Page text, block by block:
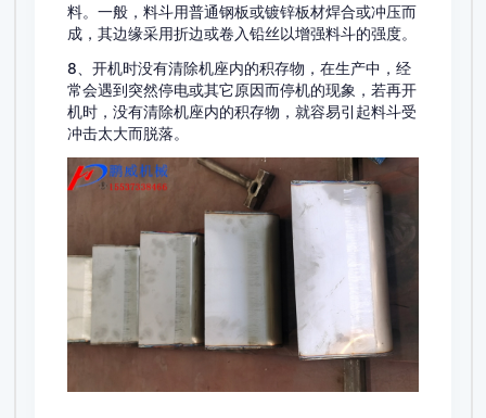
料。一般，料斗用普通钢板或镀锌板材焊合或冲压而
成，其边缘采用折边或卷入铅丝以增强料斗的强度。
8、开机时没有清除机座内的积存物，在生产中，经
常会遇到突然停电或其它原因而停机的现象，若再开
机时，没有清除机座内的积存物，就容易引起料斗受
冲击太大而脱落。